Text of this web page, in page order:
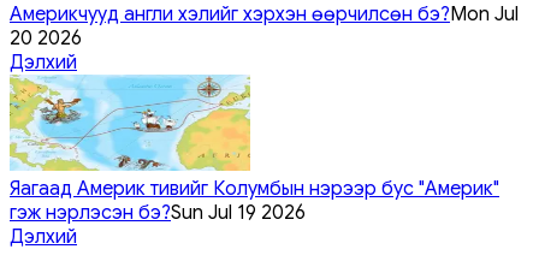
Америкчууд англи хэлийг хэрхэн өөрчилсөн бэ?Mon Jul
20 2026
Дэлхий
Яагаад Америк тивийг Колумбын нэрээр бус "Америк"
гэж нэрлэсэн бэ?Sun Jul 19 2026
Дэлхий